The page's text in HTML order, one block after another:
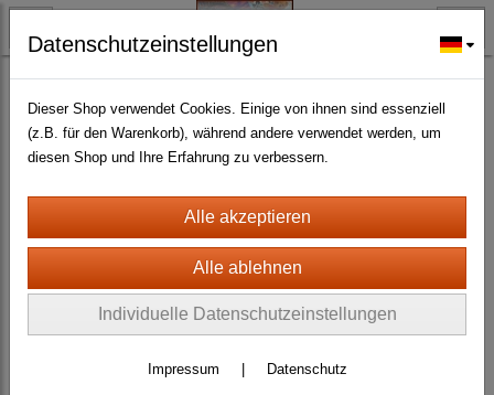
BLECH- + HOLZSCHILDER-MAGNETE
HOLZSCHILDER ALLER ART UND GRÖSSE(145)
Datenschutzeinstellungen
Dieser Shop verwendet Cookies. Einige von ihnen sind essenziell
(z.B. für den Warenkorb), während andere verwendet werden, um
diesen Shop und Ihre Erfahrung zu verbessern.
Individuelle Datenschutzeinstellungen
Impressum Datenschutz